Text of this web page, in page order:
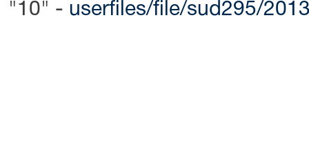
"10" - userfiles/file/sud295/